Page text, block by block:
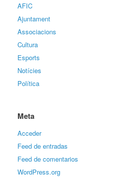
AFIC
Ajuntament
Associacions
Cultura
Esports
Notícies
Política
Meta
Acceder
Feed de entradas
Feed de comentarios
WordPress.org